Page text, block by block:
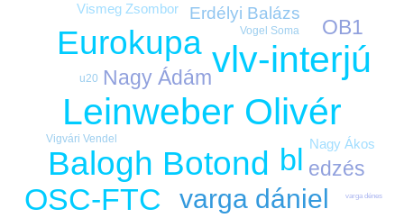
Leinweber Olivér
vlv-interjú
Balogh Botond
Eurokupa
bl
OSC-FTC
varga dániel
edzés
Nagy Ádám
OB1
Erdélyi Balázs
Nagy Ákos
Vismeg Zsombor
u20
Vigvári Vendel
Vogel Soma
varga dénes